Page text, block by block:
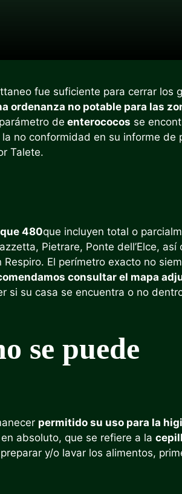
fue suficiente para cerrar los
ordenanza no potable para las
de enterococos se
no conformidad en su informe de
Talete.
480que incluyen total o
Pietrare, Ponte dell’Elce, así
El perímetro exacto no
consultar el mapa
si su casa se encuentra o no
se puede
permitido su uso para la
absoluto, que se refiere a la
y/o lavar los alimentos,